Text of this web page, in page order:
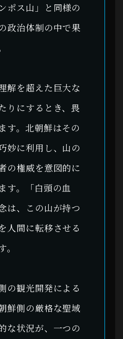
ポス山」と同様の
政治体制の中で果
解を超えた巨大な
りにするとき、畏
す。北朝鮮はその
妙に利用し、山の
の権威を意図的に
す。「白頭の血
は、この山が持つ
人間に転移させる
の観光開発による
鮮側の厳格な聖域
な状況が、一つの